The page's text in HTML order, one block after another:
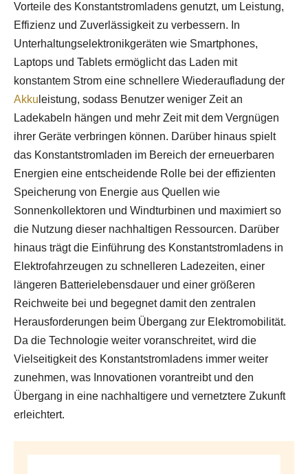
Vorteile des Konstantstromladens genutzt, um Leistung,
Effizienz und Zuverlässigkeit zu verbessern. In
Unterhaltungselektronikgeräten wie Smartphones,
Laptops und Tablets ermöglicht das Laden mit
konstantem Strom eine schnellere Wiederaufladung der
Akku leistung, sodass Benutzer weniger Zeit an
Ladekabeln hängen und mehr Zeit mit dem Vergnügen
ihrer Geräte verbringen können. Darüber hinaus spielt
das Konstantstromladen im Bereich der erneuerbaren
Energien eine entscheidende Rolle bei der effizienten
Speicherung von Energie aus Quellen wie
Sonnenkollektoren und Windturbinen und maximiert so
die Nutzung dieser nachhaltigen Ressourcen. Darüber
hinaus trägt die Einführung des Konstantstromladens in
Elektrofahrzeugen zu schnelleren Ladezeiten, einer
längeren Batterielebensdauer und einer größeren
Reichweite bei und begegnet damit den zentralen
Herausforderungen beim Übergang zur Elektromobilität.
Da die Technologie weiter voranschreitet, wird die
Vielseitigkeit des Konstantstromladens immer weiter
zunehmen, was Innovationen vorantreibt und den
Übergang in eine nachhaltigere und vernetztere Zukunft
erleichtert.